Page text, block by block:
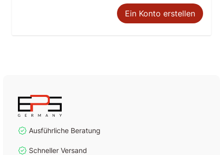
Ein Konto erstellen
Ausführliche Beratung
Schneller Versand